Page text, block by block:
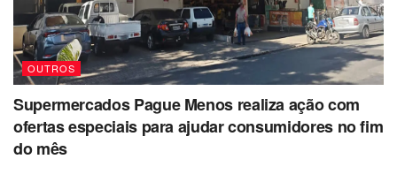
OUTROS
Supermercados Pague Menos realiza ação com
ofertas especiais para ajudar consumidores no fim
do mês